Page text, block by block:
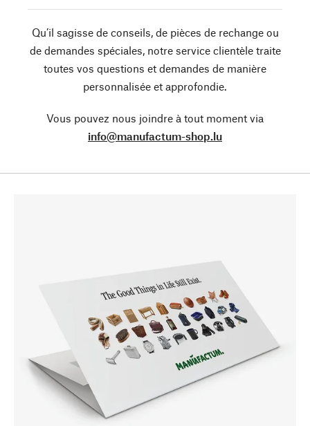
Qu’il sagisse de conseils, de pièces de rechange ou
de demandes spéciales, notre service clientèle traite
toutes vos questions et demandes de manière
personnalisée et approfondie.
Vous pouvez nous joindre à tout moment via
info@manufactum-shop.lu